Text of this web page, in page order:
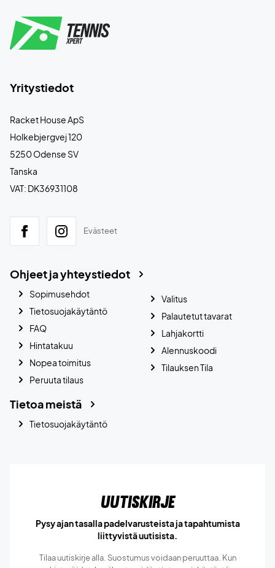
Yritystiedot
Racket House ApS
Holkebjergvej 120
5250 Odense SV
Tanska
VAT: DK36931108
Evästeet
Ohjeet ja yhteystiedot
Sopimusehdot
Tietosuojakäytäntö
FAQ
Hintatakuu
Nopea toimitus
Peruuta tilaus
Valitus
Palautetut tavarat
Lahjakortti
Alennuskoodi
Tilauksen Tila
Tietoa meistä
Tietosuojakäytäntö
Uutiskirje
Pysy ajan tasalla padelvarusteista ja tapahtumista
liittyvistä uutisista.
Tilaa uutiskirje alla. Suostumus voidaan peruuttaa. Kun